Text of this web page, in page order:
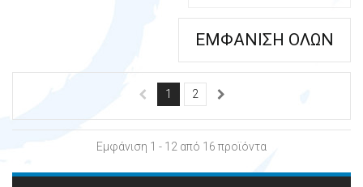
ΕΜΦΆΝΙΣΗ ΌΛΩΝ
1 2
Εμφάνιση 1 - 12 από 16 προϊόντα